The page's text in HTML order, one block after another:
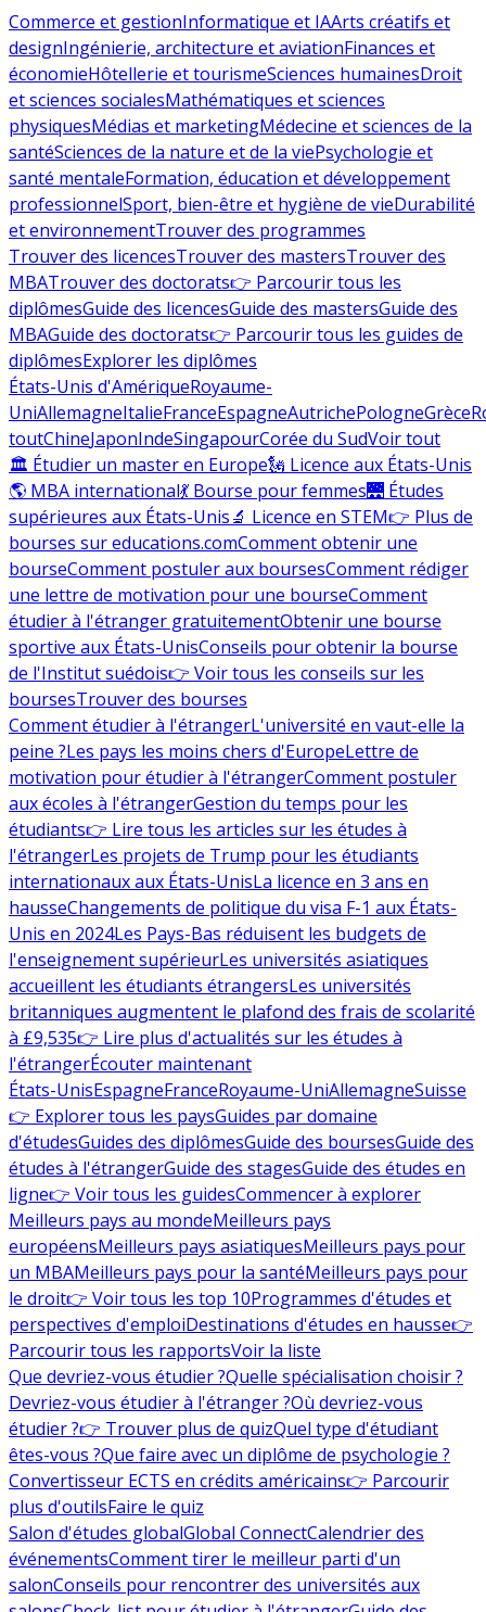
Commerce et gestionInformatique et IAArts créatifs et
designIngénierie, architecture et aviationFinances et
économieHôtellerie et tourismeSciences humainesDroit
et sciences socialesMathématiques et sciences
physiquesMédias et marketingMédecine et sciences de la
santéSciences de la nature et de la viePsychologie et
santé mentaleFormation, éducation et développement
professionnelSport, bien-être et hygiène de vieDurabilité
et environnementTrouver des programmes
Trouver des licencesTrouver des mastersTrouver des
MBATrouver des doctorats👉 Parcourir tous les
diplômesGuide des licencesGuide des mastersGuide des
MBAGuide des doctorats👉 Parcourir tous les guides de
diplômesExplorer les diplômes
États-Unis d'AmériqueRoyaume-
UniAllemagneItalieFranceEspagneAutrichePologneGrèce
toutChineJaponIndeSingapourCorée du SudVoir tout
🏛 Étudier un master en Europe🗽 Licence aux États-Unis
🌎 MBA international💃 Bourse pour femmes🌉 Études
supérieures aux États-Unis🔬 Licence en STEM👉 Plus de
bourses sur educations.comComment obtenir une
bourseComment postuler aux boursesComment rédiger
une lettre de motivation pour une bourseComment
étudier à l'étranger gratuitementObtenir une bourse
sportive aux États-UnisConseils pour obtenir la bourse
de l'Institut suédois👉 Voir tous les conseils sur les
boursesTrouver des bourses
Comment étudier à l'étrangerL'université en vaut-elle la
peine ?Les pays les moins chers d'EuropeLettre de
motivation pour étudier à l'étrangerComment postuler
aux écoles à l'étrangerGestion du temps pour les
étudiants👉 Lire tous les articles sur les études à
l'étrangerLes projets de Trump pour les étudiants
internationaux aux États-UnisLa licence en 3 ans en
hausseChangements de politique du visa F-1 aux États-
Unis en 2024Les Pays-Bas réduisent les budgets de
l'enseignement supérieurLes universités asiatiques
accueillent les étudiants étrangersLes universités
britanniques augmentent le plafond des frais de scolarité
à £9,535👉 Lire plus d'actualités sur les études à
l'étrangerÉcouter maintenant
États-UnisEspagneFranceRoyaume-UniAllemagneSuisse
👉 Explorer tous les paysGuides par domaine
d'étudesGuides des diplômesGuide des boursesGuide des
études à l'étrangerGuide des stagesGuide des études en
ligne👉 Voir tous les guidesCommencer à explorer
Meilleurs pays au mondeMeilleurs pays
européensMeilleurs pays asiatiquesMeilleurs pays pour
un MBAMeilleurs pays pour la santéMeilleurs pays pour
le droit👉 Voir tous les top 10Programmes d'études et
perspectives d'emploiDestinations d'études en hausse👉
Parcourir tous les rapportsVoir la liste
Que devriez-vous étudier ?Quelle spécialisation choisir ?
Devriez-vous étudier à l'étranger ?Où devriez-vous
étudier ?👉 Trouver plus de quizQuel type d'étudiant
êtes-vous ?Que faire avec un diplôme de psychologie ?
Convertisseur ECTS en crédits américains👉 Parcourir
plus d'outilsFaire le quiz
Salon d'études globalGlobal ConnectCalendrier des
événementsComment tirer le meilleur parti d'un
salonConseils pour rencontrer des universités aux